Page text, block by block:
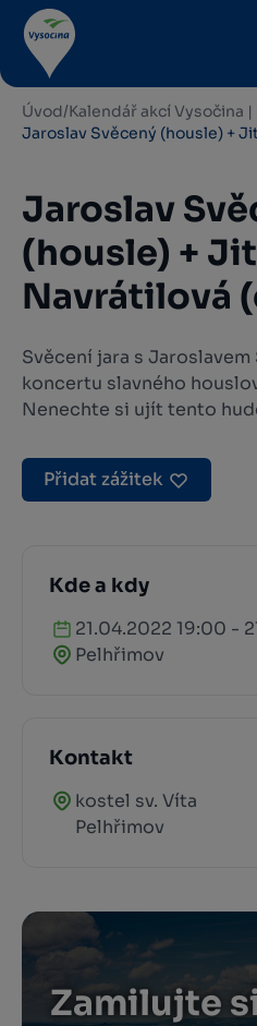
Úvod/Kalendář akcí Vysočina
Jaroslav Svěcený (housle) +
Jaroslav
(housle) +
Navrátilová
Svěcení jara s
koncertu slavného
Nenechte si ujít tento
Přidat zážitek
Kde a kdy
21.04.2022 19:00 -
Pelhřimov
Kontakt
kostel sv. Víta
Pelhřimov
Zamilujte